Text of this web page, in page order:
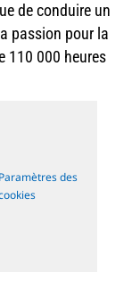
de conduire un
passion pour la
110 000 heures
Paramètres des